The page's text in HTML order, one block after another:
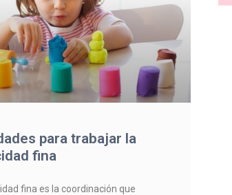
para trabajar la
fina
fina es la coordinación que